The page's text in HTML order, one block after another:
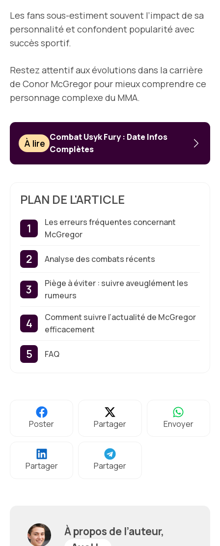
Les fans sous-estiment souvent l’impact de sa
personnalité et confondent popularité avec
succès sportif.
Restez attentif aux évolutions dans la carrière
de Conor McGregor pour mieux comprendre ce
personnage complexe du MMA.
À lire
Combat Usyk Fury : Date Infos
Complètes
PLAN DE L'ARTICLE
Les erreurs fréquentes concernant
McGregor
Analyse des combats récents
Piège à éviter : suivre aveuglément les
rumeurs
Comment suivre l’actualité de McGregor
efficacement
FAQ
Poster Partager Envoyer
Partager Partager
À propos de l’auteur,